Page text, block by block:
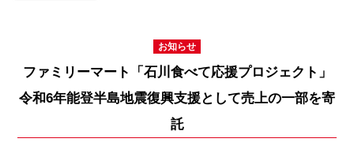
お知らせ
ファミリーマート「石川食べて応援プロジェクト」
令和6年能登半島地震復興支援として売上の一部を寄
託